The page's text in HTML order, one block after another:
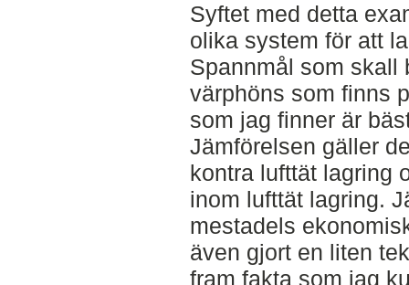
Syftet med detta
olika system för att
Spannmål som skall
värphöns som finns
som jag finner är
Jämförelsen gäller
kontra lufttät lagring
inom lufttät lagring.
mestadels
även gjort en liten
fram fakta som jag